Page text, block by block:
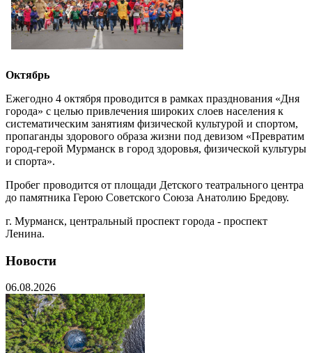
Октябрь
Ежегодно 4 октября проводится в рамках празднования «Дня
города» с целью привлечения широких слоев населения к
систематическим занятиям физической культурой и спортом,
пропаганды здорового образа жизни под девизом «Превратим
город-герой Мурманск в город здоровья, физической культуры
и спорта».
Пробег проводится от площади Детского театрального центра
до памятника Герою Советского Союза Анатолию Бредову.
г. Мурманск, центральный проспект города - проспект
Ленина.
Новости
06.08.2026